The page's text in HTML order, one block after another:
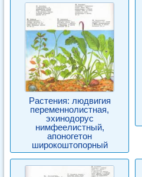
Растения: людвигия
переменнолистная,
эхинодорус
нимфеелистный,
апоногетон
широкоштопорный